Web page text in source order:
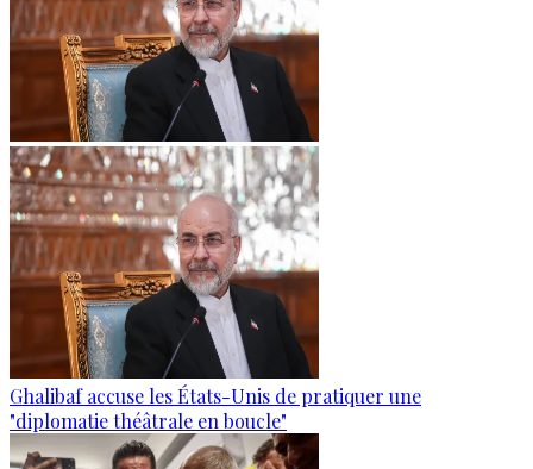
Ghalibaf accuse les États-Unis de pratiquer une
"diplomatie théâtrale en boucle"